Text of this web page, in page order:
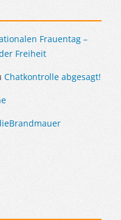
Frauentag –
Freiheit
Chatkontrolle abgesagt!